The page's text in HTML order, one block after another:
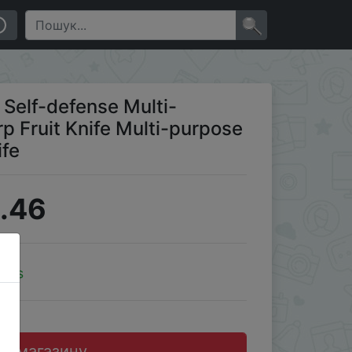
Travel Outdoor Cutting Knife
Self-defense Multi-
Fruit Knife Multi-purpose